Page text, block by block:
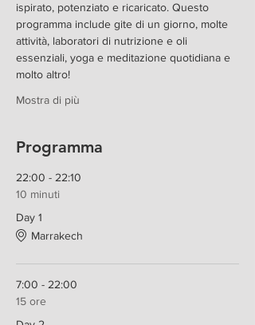
ispirato, potenziato e ricaricato. Questo
programma include gite di un giorno, molte
attività, laboratori di nutrizione e oli
essenziali, yoga e meditazione quotidiana e
molto altro!
Mostra di più
Programma
22:00 - 22:10
10 minuti
Day 1
Marrakech
7:00 - 22:00
15 ore